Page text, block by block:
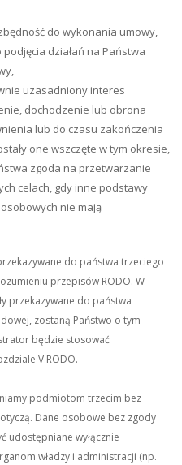
do wykonania umowy,
działań na Państwa
uzasadniony interes
dochodzenie lub obrona
lub do czasu zakończenia
one wszczęte w tym okresie,
zgoda na przetwarzanie
celach, gdy inne podstawy
nie mają
do państwa trzeciego
przepisów RODO. W
przekazywane do państwa
zostaną Państwo o tym
będzie stosować
V RODO.
podmiotom trzecim bez
Dane osobowe bez zgody
udostępniane wyłącznie
władzy i administracji (np.